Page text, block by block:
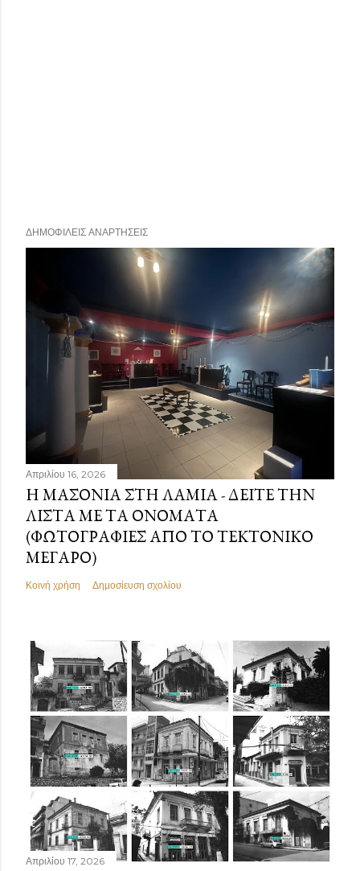
ΔΗΜΟΦΙΛΕΊΣ ΑΝΑΡΤΉΣΕΙΣ
Απριλίου 16, 2026
Η ΜΑΣΟΝΊΑ ΣΤΗ ΛΑΜΊΑ - ΔΕΊΤΕ ΤΗΝ
ΛΊΣΤΑ ΜΕ ΤΑ ΟΝΌΜΑΤΑ
(ΦΩΤΟΓΡΑΦΊΕΣ ΑΠΌ ΤΟ ΤΕΚΤΟΝΙΚΌ
ΜΈΓΑΡΟ)
Κοινή χρήση Δημοσίευση σχολίου
Απριλίου 17, 2026